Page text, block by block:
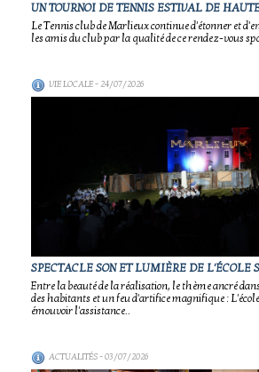
UN TOURNOI DE TENNIS ESTIVAL DE
Le Tennis club de Marlieux continue d'étonner et
les amis du club par la qualité de ce rendez-vous
VIE LOCALE- 24/07/2026
SPECTACLE SON ET LUMIÈRE DE L'ÉCOLE
Entre la beauté de la réalisation, le thème ancré
des habitants et un feu d'artifice magnifique : L'école
émouvoir l'assistance..
ACTUALITÉS- 03/07/2026